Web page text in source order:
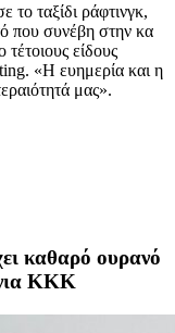
ταξίδι ράφτινγκ,
που συνέβη στην κα
είδους
«Η ευημερία και η
μας».
καθαρό ουρανό
ΚΚΚ